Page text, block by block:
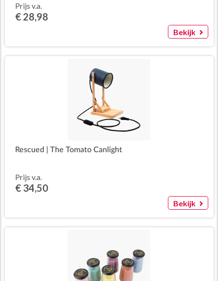
Prijs v.a.
€ 28,98
Bekijk
Rescued | The Tomato Canlight
Prijs v.a.
€ 34,50
Bekijk